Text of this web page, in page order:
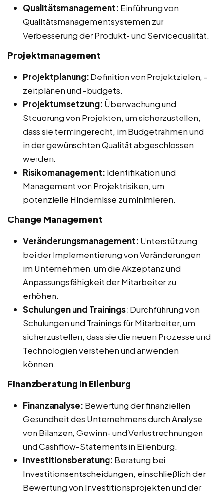
Qualitätsmanagement: Einführung von
Qualitätsmanagementsystemen zur
Verbesserung der Produkt- und Servicequalität.
Projektmanagement
Projektplanung: Definition von Projektzielen, -
zeitplänen und -budgets.
Projektumsetzung: Überwachung und
Steuerung von Projekten, um sicherzustellen,
dass sie termingerecht, im Budgetrahmen und
in der gewünschten Qualität abgeschlossen
werden.
Risikomanagement: Identifikation und
Management von Projektrisiken, um
potenzielle Hindernisse zu minimieren.
Change Management
Veränderungsmanagement: Unterstützung
bei der Implementierung von Veränderungen
im Unternehmen, um die Akzeptanz und
Anpassungsfähigkeit der Mitarbeiter zu
erhöhen.
Schulungen und Trainings: Durchführung von
Schulungen und Trainings für Mitarbeiter, um
sicherzustellen, dass sie die neuen Prozesse und
Technologien verstehen und anwenden
können.
Finanzberatung in Eilenburg
Finanzanalyse: Bewertung der finanziellen
Gesundheit des Unternehmens durch Analyse
von Bilanzen, Gewinn- und Verlustrechnungen
und Cashflow-Statements in Eilenburg.
Investitionsberatung: Beratung bei
Investitionsentscheidungen, einschließlich der
Bewertung von Investitionsprojekten und der